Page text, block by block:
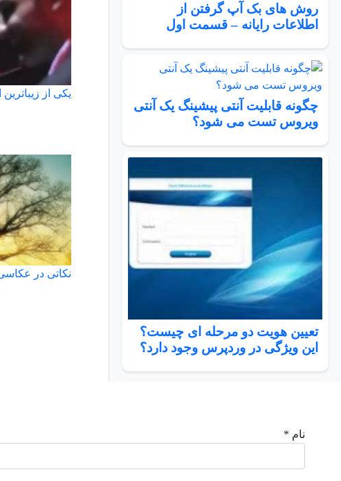
روش های بک آپ گرفتن از
اطلاعات رایانه – قسمت اول
چگونه قابلیت آنتی پیشینگ یک آنتی
ویروس تست می شود؟
تعیین هویت دو مرحله ای چیست؟
این ویژگی در وردپرس وجود دارد؟
یکی از
نکاتی در
نام *